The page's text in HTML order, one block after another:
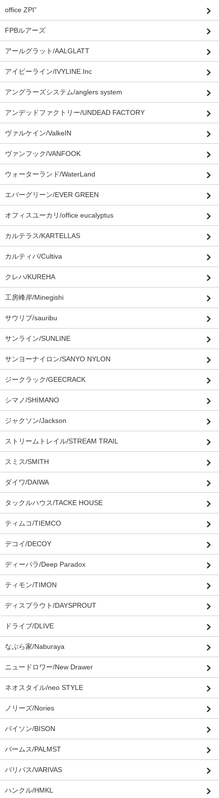
office ZPI”
FPBルアーズ
アールグラット/AALGLATT
アイビーライン/IVYLINE.Inc
アングラーズシステム/anglers system
アンデッドファクトリー/UNDEAD FACTORY
ヴァルケイン/ValkeIN
ヴァンフック/VANFOOK
ウォーターランド/WaterLand
エバーグリーン/EVER GREEN
オフィスユーカリ/office eucalyptus
カルテラス/KARTELLAS
カルティバ/Cultiva
クレハ/KUREHA
工房峰岸/Minegishi
サウリブ/sauribu
サンライン/SUNLINE
サンヨーナイロン/SANYO NYLON
ジークラック/GEECRACK
シマノ/SHIMANO
ジャクソン/Jackson
ストリームトレイル/STREAM TRAIL
スミス/SMITH
ダイワ/DAIWA
タックルハウス/TACKE HOUSE
ティムコ/TIEMCO
デコイ/DECOY
ディーパラ/Deep Paradox
ティモン/TIMON
ディスプラウト/DAYSPROUT
ドライブ/DLIVE
なぶら家/Naburaya
ニュードロワー/New Drawer
ネオスタイル/neo STYLE
ノリーズ/Nories
バイソン/BISON
パームス/PALMST
バリバス/VARIVAS
ハンクル/HMKL